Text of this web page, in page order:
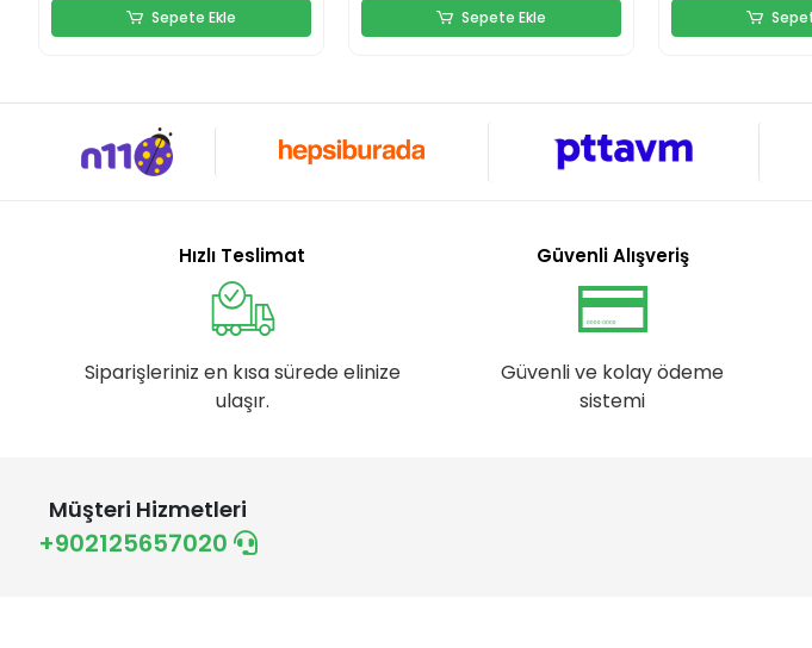
Sepete Ekle Sepete Ekle
Hızlı Teslimat
Siparişleriniz en kısa sürede elinize
ulaşır.
Güvenli Alışveriş
Güvenli ve kolay ödeme
sistemi
Müşteri Hizmetleri
+902125657020